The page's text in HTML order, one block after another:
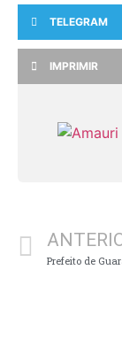
TELEGRAM
IMPRIMIR